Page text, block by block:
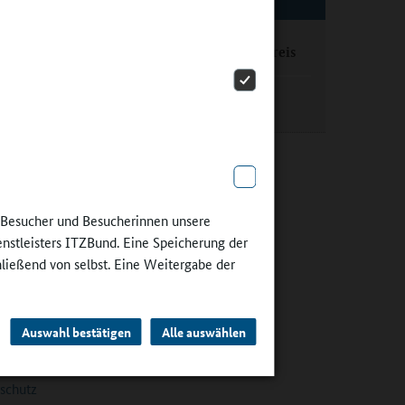
und Besucherinnen unsere
ITZBund. Eine Speicherung der
von selbst. Eine Weitergabe der
Auswahl bestätigen Alle auswählen
Saarländischer Ernährungspreis
Ganztagsschule im Saarland